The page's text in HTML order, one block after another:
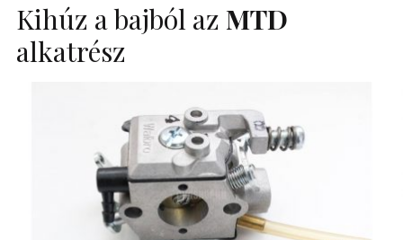
Kihúz a bajból az MTD
alkatrész